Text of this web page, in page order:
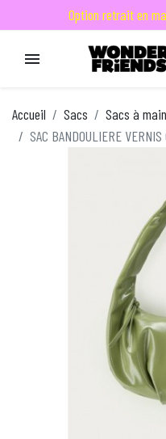
Option retrait en

Accueil Sacs
Sacs à main
SAC BANDOULIERE